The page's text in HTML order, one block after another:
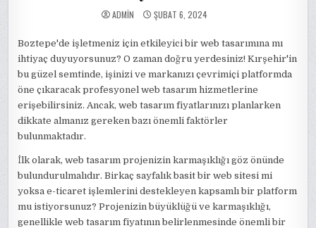
ADMIN ŞUBAT 6, 2024
Boztepe'de işletmeniz için etkileyici bir web tasarımına mı
ihtiyaç duyuyorsunuz? O zaman doğru yerdesiniz! Kırşehir'in
bu güzel semtinde, işinizi ve markanızı çevrimiçi platformda
öne çıkaracak profesyonel web tasarım hizmetlerine
erişebilirsiniz. Ancak, web tasarım fiyatlarınızı planlarken
dikkate almanız gereken bazı önemli faktörler
bulunmaktadır.
İlk olarak, web tasarım projenizin karmaşıklığı göz önünde
bulundurulmalıdır. Birkaç sayfalık basit bir web sitesi mi
yoksa e-ticaret işlemlerini destekleyen kapsamlı bir platform
mu istiyorsunuz? Projenizin büyüklüğü ve karmaşıklığı,
genellikle web tasarım fiyatının belirlenmesinde önemli bir